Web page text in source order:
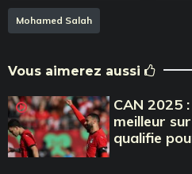
Mohamed Salah
Vous aimerez aussi
CAN 2025
meilleur
qualifie